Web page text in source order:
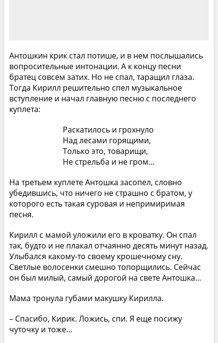
Антошкин крик стал потише, и в нем послышались
вопросительные интонации. А к концу песни
братец совсем затих. Но не спал, таращил глаза.
Тогда Кирилл решительно спел музыкальное
вступление и начал главную песню с последнего
куплета:
Раскатилось и грохнуло
Над лесами горящими,
Только это, товарищи,
Не стрельба и не гром…
На третьем куплете Антошка засопел, словно
убедившись, что ничего не страшно с братом, у
которого есть такая суровая и непримиримая
песня.
Кирилл с мамой уложили его в кроватку. Он спал
так, будто и не плакал отчаянно десять минут назад.
Улыбался какому-то своему крошечному сну.
Светлые волосенки смешно топорщились. Сейчас
он был милый, самый дорогой на свете Антошка…
Мама тронула губами макушку Кирилла.
– Спасибо, Кирик. Ложись, спи. Я еще посижу
чуточку и тоже…